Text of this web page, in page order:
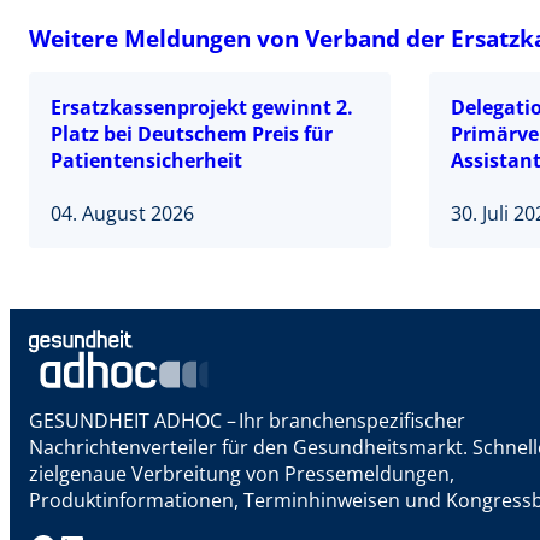
Weitere Meldungen von Verband der
Ersatzkassenprojekt gewinnt 2.
Platz bei Deutschem Preis für
Patientensicherheit
04. August 2026
30. Juli
GESUNDHEIT ADHOC – Ihr branchenspezifischer
Nachrichtenverteiler für den Gesundheitsmarkt.
zielgenaue Verbreitung von Pressemeldungen,
Produktinformationen, Terminhinweisen und